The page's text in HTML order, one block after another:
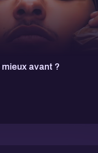
avant ?